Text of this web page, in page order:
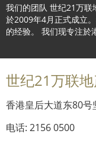
我们的团队 世纪21万
於2009年4月正式成立
的经验。 我们现专注於
世纪21万联
香港皇后大道东80
电话: 2156 0500